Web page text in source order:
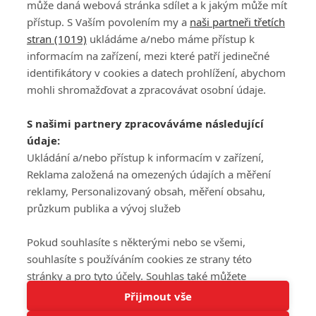
Tato stránka používá soubory cookies.
PŘIHLÁSIT
REGISTROVAT
DISKUZE
Šéfredaktorkou webu jePetr Slavík, e-mailserialy@fandimefilmu.cz
Máte-li zájem o inzerci na našem webu napište nám na e-mail
studio@koncal.com
Ochrana osobních údajů|Zásady používání cookies |Pravidla webu
Upravit nastavení soukromí
© 2016 – 2026 FandimeSerialum.cz / All rights reserved /
může daná webová stránka sdílet a k jakým může mít
přístup. S Vaším povolením my a naši partneři třetích
stran (1019) ukládáme a/nebo máme přístup k
informacím na zařízení, mezi které patří jedinečné
identifikátory v cookies a datech prohlížení, abychom
mohli shromažďovat a zpracovávat osobní údaje.
S našimi partnery zpracováváme následující
údaje:
Ukládání a/nebo přístup k informacím v zařízení,
Reklama založená na omezených údajích a měření
reklamy, Personalizovaný obsah, měření obsahu,
průzkum publika a vývoj služeb
Pokud souhlasíte s některými nebo se všemi,
souhlasíte s používáním cookies ze strany této
stránky a pro tyto účely. Souhlas také můžete
odmítnout, ale v takovém případě vám na stránce
nebudou k dispozici některé personalizované funkce.
Přijmout vše